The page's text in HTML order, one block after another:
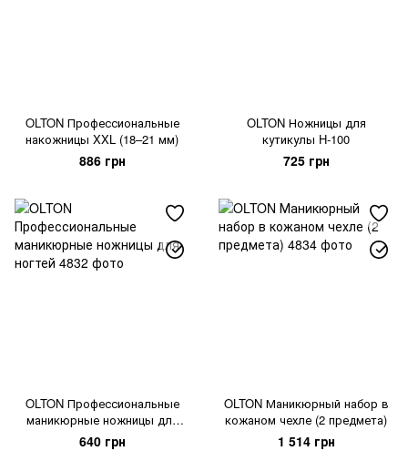
OLTON Профессиональные
накожницы XXL (18–21 мм)
886 грн
OLTON Ножницы для
кутикулы H-100
725 грн
OLTON Профессиональные
маникюрные ножницы для
ногтей
640 грн
OLTON Маникюрный набор в
кожаном чехле (2 предмета)
1 514 грн